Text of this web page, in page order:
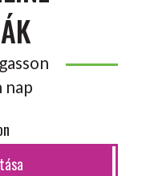
nap